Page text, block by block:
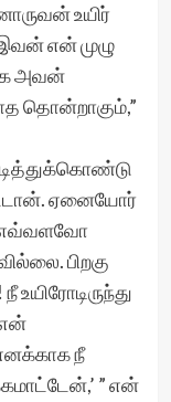
உயிர்
இவன் என் முழு
அவன்
தொன்றாகும்,”
ஏனையோர்
எவ்வளவோ
பிறகு
நீ
” என்